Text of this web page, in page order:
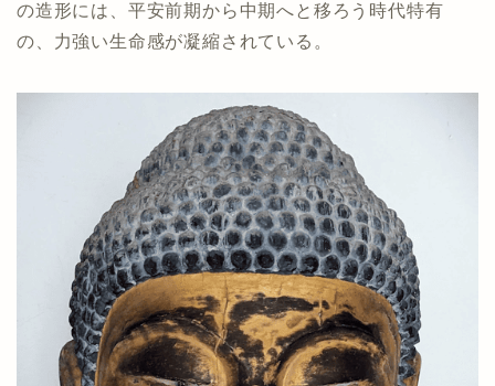
の造形には、平安前期から中期へと移ろう時代特有
の、力強い生命感が凝縮されている。